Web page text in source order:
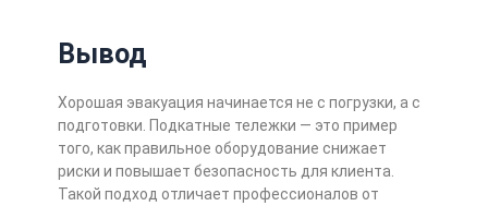
Вывод
Хорошая эвакуация начинается не с погрузки, а с
подготовки. Подкатные тележки — это пример
того, как правильное оборудование снижает
риски и повышает безопасность для клиента.
Такой подход отличает профессионалов от